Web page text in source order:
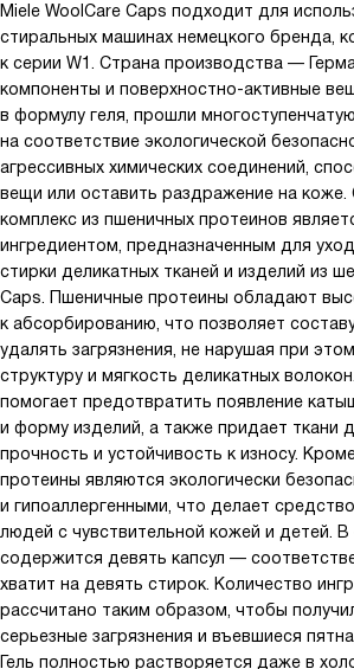
Miele WoolCare Caps подходит для
стиральных машинах немецкого бренда,
к серии W1. Страна производства —
компоненты и поверхностно-активные
в формулу геля, прошли
на соответствие экологической
агрессивных химических соединений,
вещи или оставить раздражение на коже.
комплекс из пшеничных протеинов
ингредиентом, предназначенным для
стирки деликатных тканей и изделий из
Caps. Пшеничные протеины обладают
к абсорбированию, что позволяет
удалять загрязнения, не нарушая при
структуру и мягкость деликатных
помогает предотвратить появление
и форму изделий, а также придает ткани
прочность и устойчивость к износу.
протеины являются экологически
и гипоаллергенными, что делает
людей с чувствительной кожей и детей. В
содержится девять капсул —
хватит на девять стирок. Количество
рассчитано таким образом, чтобы
серьезные загрязнения и въевшиеся
Гель полностью растворяется даже в